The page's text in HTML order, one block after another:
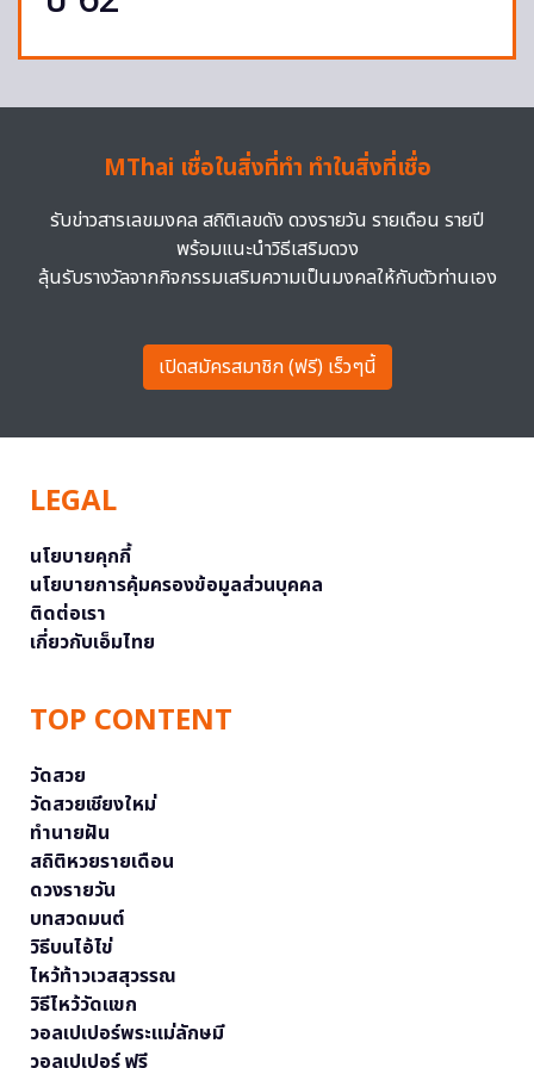
MThai เชื่อในสิ่งที่ทำ ทำในสิ่งที่เชื่อ
รับข่าวสารเลขมงคล สถิติเลขดัง ดวงรายวัน รายเดือน รายปี
พร้อมแนะนำวิธีเสริมดวง
ลุ้นรับรางวัลจากกิจกรรมเสริมความเป็นมงคลให้กับตัวท่านเอง
เปิดสมัครสมาชิก (ฟรี) เร็วๆนี้
LEGAL
นโยบายคุกกี้
นโยบายการคุ้มครองข้อมูลส่วนบุคคล
ติดต่อเรา
เกี่ยวกับเอ็มไทย
TOP CONTENT
วัดสวย
วัดสวยเชียงใหม่
ทำนายฝัน
สถิติหวยรายเดือน
ดวงรายวัน
บทสวดมนต์
วิธีบนไอ้ไข่
ไหว้ท้าวเวสสุวรรณ
วิธีไหว้วัดแขก
วอลเปเปอร์พระแม่ลักษมี
วอลเปเปอร์ ฟรี